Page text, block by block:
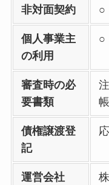
非対面契約 ○
個人事業主
の利用
○
審査時の必
要書類
債権譲渡登
記
運営会社